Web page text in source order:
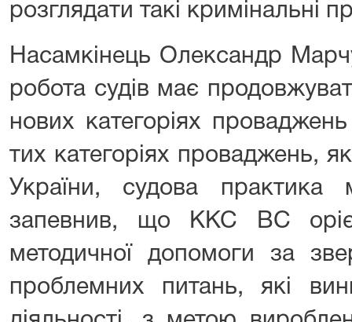
розглядати такі кримінальні
Насамкінець Олександр
робота судів має
нових категоріях
тих категоріях проваджень,
України, судова практика
запевнив, що ККС ВС
методичної допомоги за
проблемних питань, які